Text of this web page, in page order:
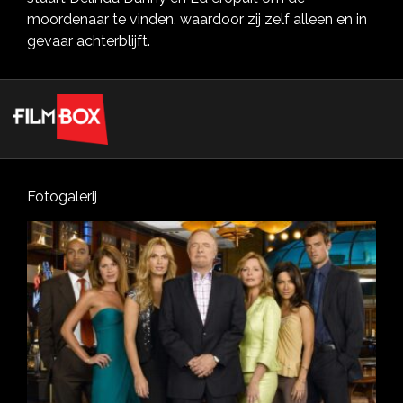
moordenaar te vinden, waardoor zij zelf alleen en in
gevaar achterblijft.
Fotogalerij